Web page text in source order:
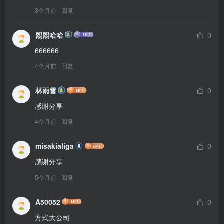
3个月前 回复
熙熙哈哈
0
666666
4个月前 回复
林雨雪
0
感谢分享
4个月前 回复
misakialiga
0
感谢分享
5个月前 回复
A50052
0
方式大公司